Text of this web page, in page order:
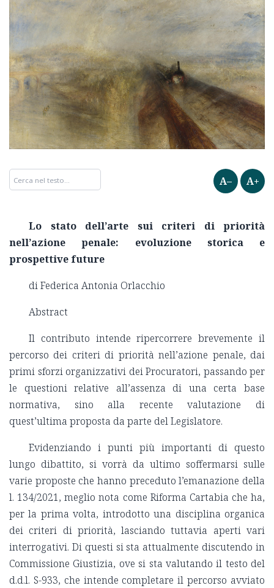
A– A+
Lo stato dell’arte sui criteri di priorità
nell’azione penale: evoluzione storica e
prospettive future
di Federica Antonia Orlacchio
Abstract
Il contributo intende ripercorrere brevemente il
percorso dei criteri di priorità nell’azione penale, dai
primi sforzi organizzativi dei Procuratori, passando per
le questioni relative all’assenza di una certa base
normativa, sino alla recente valutazione di
quest’ultima proposta da parte del Legislatore.
Evidenziando i punti più importanti di questo
lungo dibattito, si vorrà da ultimo soffermarsi sulle
varie proposte che hanno preceduto l’emanazione della
l. 134/2021, meglio nota come Riforma Cartabia che ha,
per la prima volta, introdotto una disciplina organica
dei criteri di priorità, lasciando tuttavia aperti vari
interrogativi. Di questi si sta attualmente discutendo in
Commissione Giustizia, ove si sta valutando il testo del
d.d.l. S-933, che intende completare il percorso avviato